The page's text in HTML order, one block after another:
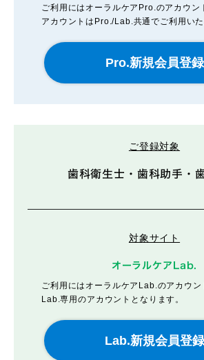
ご利用にはオーラルケアPro.のアカウン
アカウントはPro./Lab.共通でご利用いた
ご登録対象
歯科衛生士・歯科助手・
対象サイト
オーラルケアLab.
ご利用にはオーラルケアLab.のアカウン
Lab.専用のアカウントとなります。